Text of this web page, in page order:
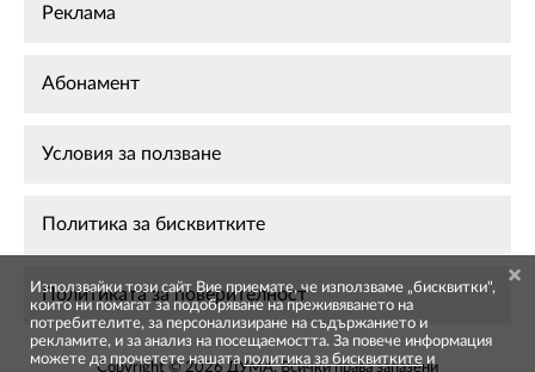
Реклама
Абонамент
Условия за ползване
Политика за бисквитките
Политиката за поверителност
Copyright © 2026 ДУМА. Всички права запазени
Използвайки този сайт Вие приемате, че използваме „бисквитки",
които ни помагат за подобряване на преживяването на
потребителите, за персонализиране на съдържанието и
рекламите, и за анализ на посещаемостта. За повече информация
можете да прочетете нашатаполитика за бисквитките и